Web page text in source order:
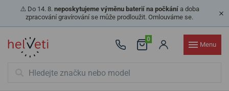
⚠️ Do 14. 8. neposkytujeme výměnu baterií na počkánía doba
zpracování gravírování se může prodloužit. Omlouváme se.
0
Menu